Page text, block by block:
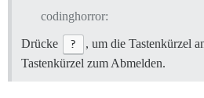
codinghorror:
Drücke ?
, um die Tastenkürzel
Tastenkürzel zum Abmelden.